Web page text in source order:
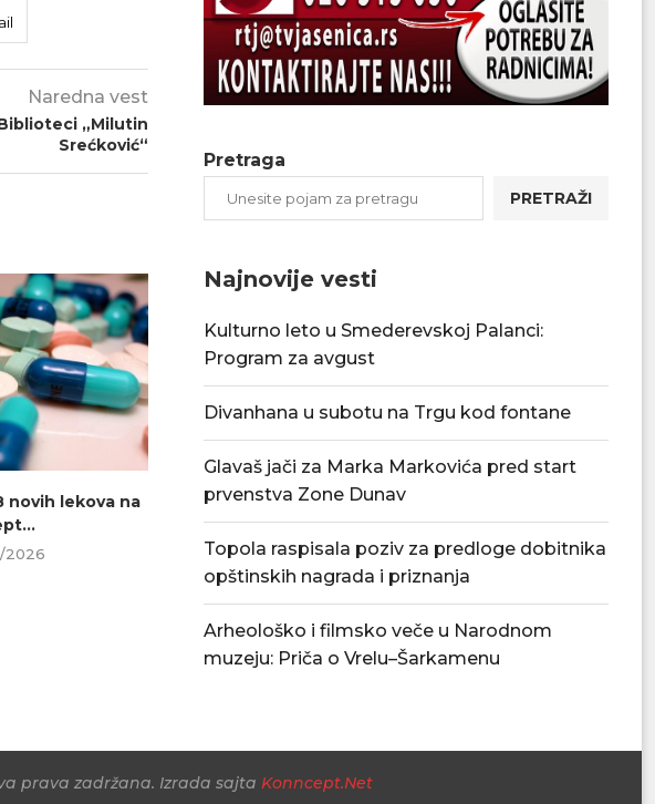
Naredna vest
„Milutin
Srećković“
novih lekova na
2026
Povećan rizik od požara – apel
građanima da...
06/08/2026
Pretraga
PRETRAŽI
Najnovije vesti
Kulturno leto u Smederevskoj Palanci:
Program za avgust
Divanhana u subotu na Trgu kod fontane
Glavaš jači za Marka Markovića pred start
prvenstva Zone Dunav
Topola raspisala poziv za predloge dobitnika
opštinskih nagrada i priznanja
Arheološko i filmsko veče u Narodnom
muzeju: Priča o Vrelu–Šarkamenu
prava zadržana. Izrada sajta Konncept.Net